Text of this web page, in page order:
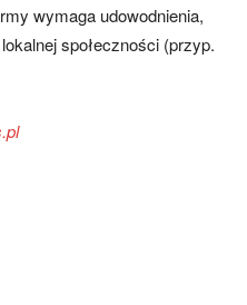
wymaga udowodnienia,
społeczności (przyp.